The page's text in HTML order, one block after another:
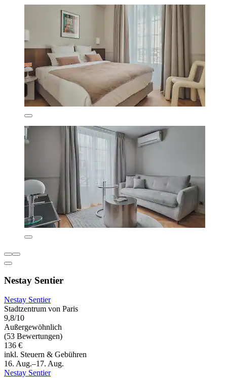
Nestay Sentier
Nestay Sentier
Stadtzentrum von Paris
9,8/10
Außergewöhnlich
(53 Bewertungen)
136 €
inkl. Steuern & Gebühren
16. Aug.–17. Aug.
Nestay Sentier